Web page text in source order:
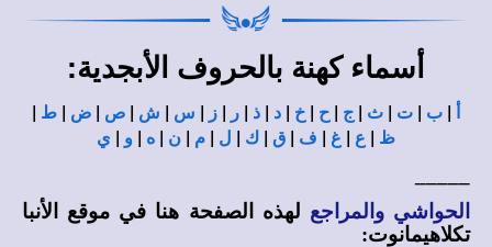
أسماء كهنة بالحروف الأبجدية:
| ب | ت | ث | ج | ح | خ | د | ذ | ر | ز | س | ش | ص | ض | ط |
ظ | ع | غ | ف | ق | ك | ل | م | ن | ه | و | ي
الحواشي والمراجع لهذه الصفحة هنا في موقع الأنبا
تكلاهيمانوت: